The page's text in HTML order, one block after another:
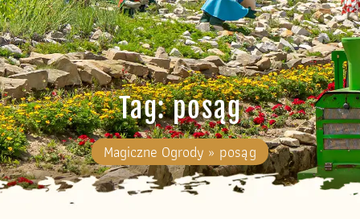
Tag: posąg
Magiczne Ogrody » posąg